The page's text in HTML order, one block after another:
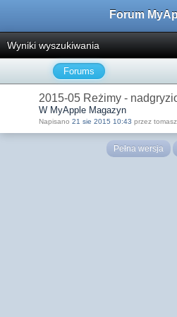
Forum
Wyniki wyszukiwania
Forums
2015-05 Reżimy -
W MyApple Magazyn
Napisano 21 sie 2015 10:43 przez tomasz
Pełna wersja